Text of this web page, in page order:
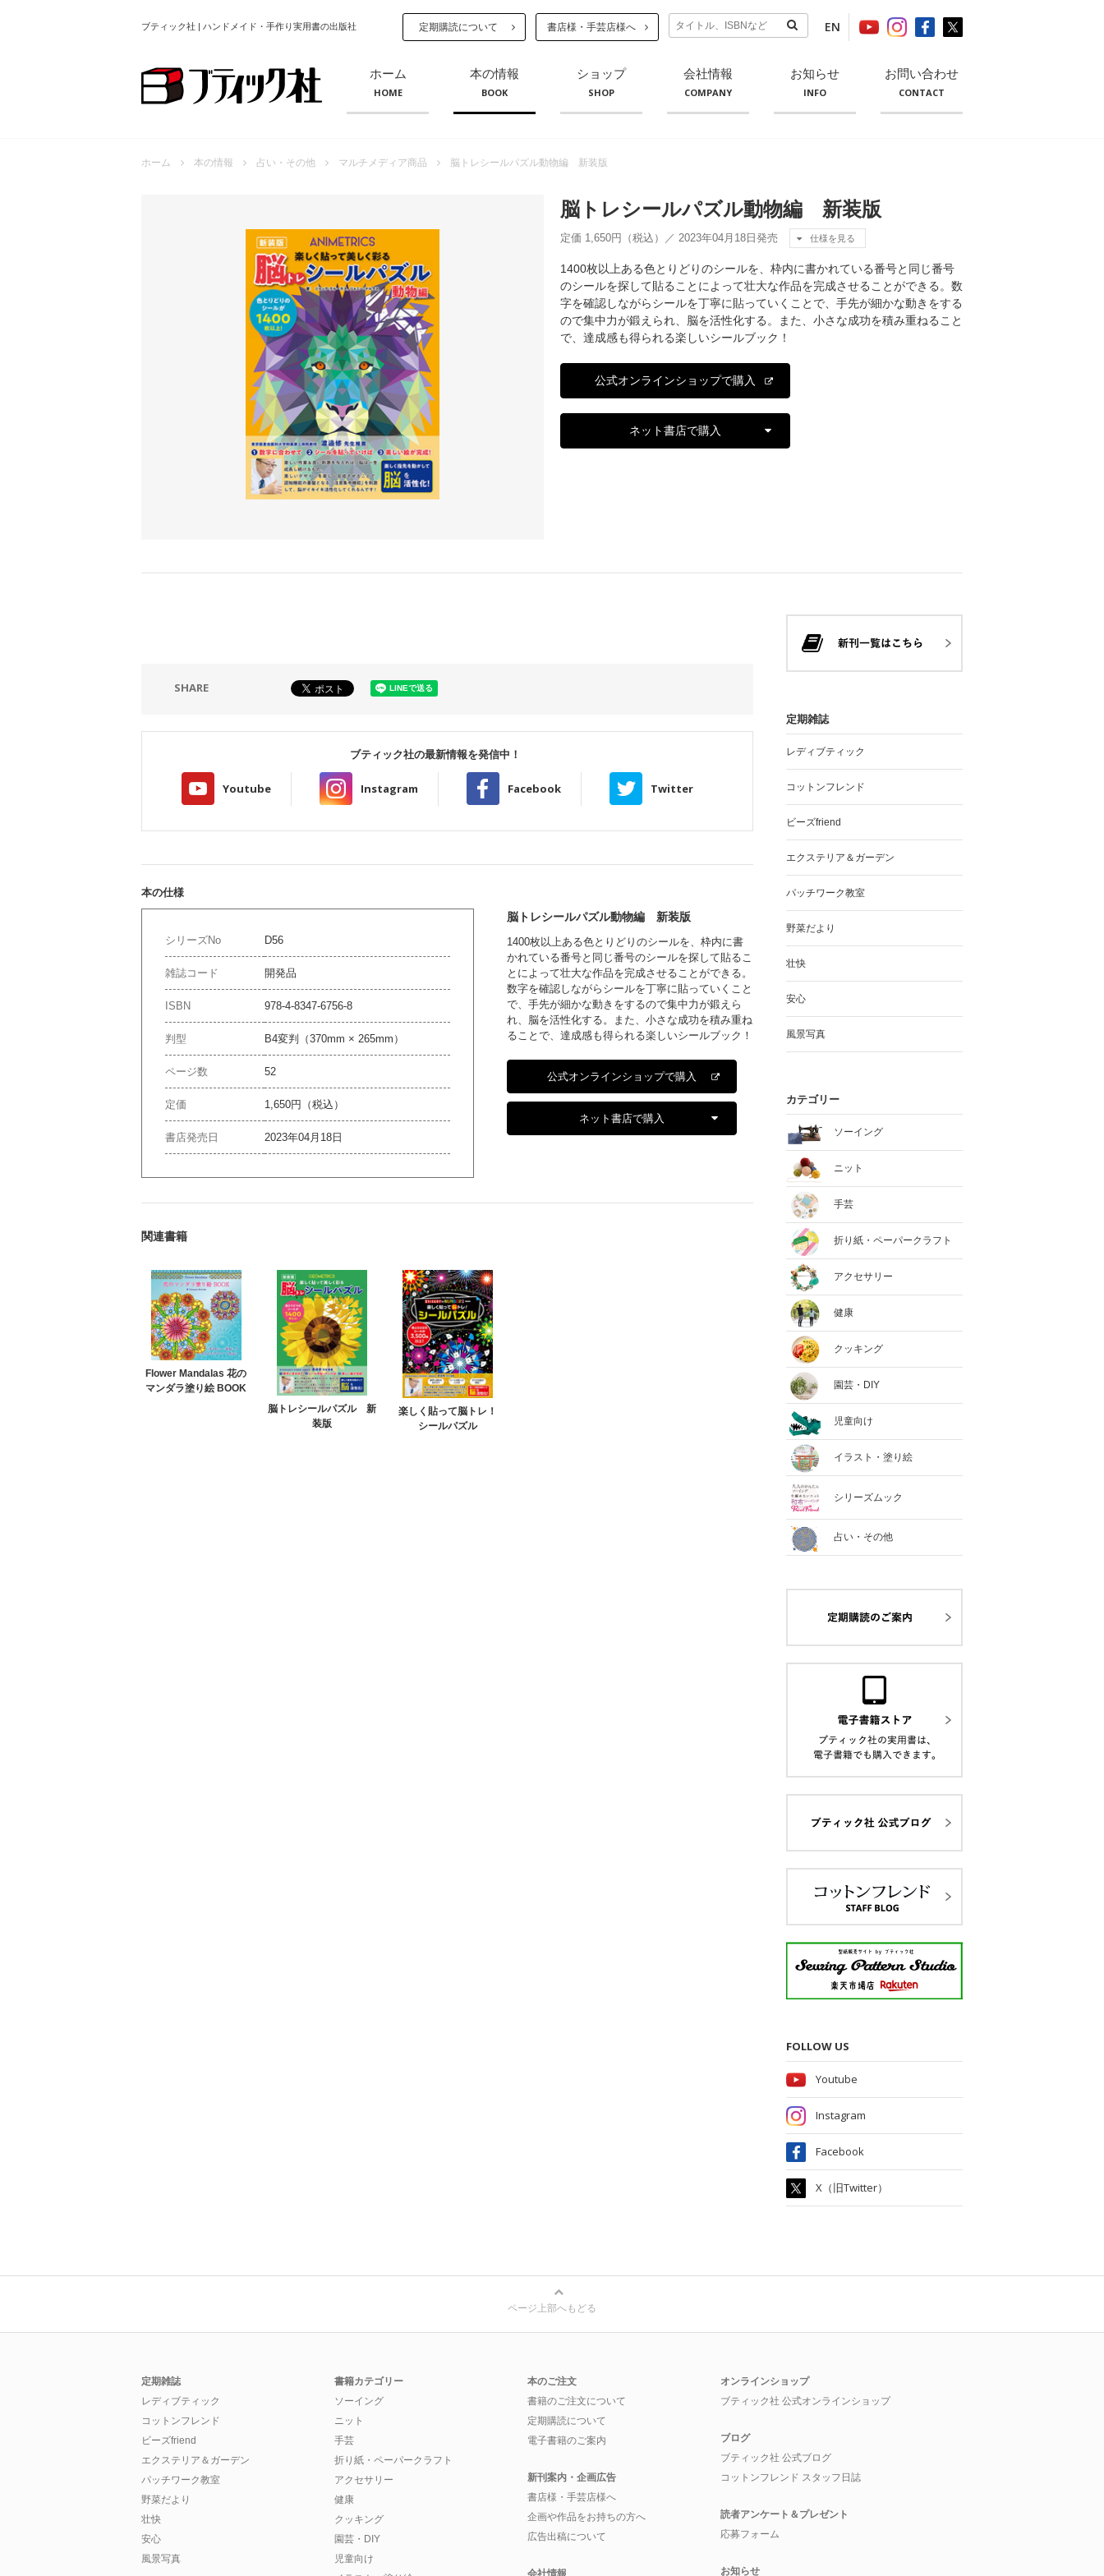
ブティック社 | ハンドメイド・手作り実用書の出版社 定期購読について 書店様・手芸店様へ EN
ホーム
HOME
本の情報
BOOK
ショップ
SHOP
会社情報
COMPANY
お知らせ
INFO
お問い合わせ
CONTACT
ホーム 本の情報 占い・その他 マルチメディア商品 脳トレシールパズル動物編 新装版
脳トレシールパズル動物編 新装版
定価 1,650円（税込）／ 2023年04月18日発売 仕様を見る
1400枚以上ある色とりどりのシールを、枠内に書かれている番号と同じ番号
のシールを探して貼ることによって壮大な作品を完成させることができる。数
字を確認しながらシールを丁寧に貼っていくことで、手先が細かな動きをする
ので集中力が鍛えられ、脳を活性化する。また、小さな成功を積み重ねること
で、達成感も得られる楽しいシールブック！
公式オンラインショップで購入
ネット書店で購入
SHARE
ブティック社の最新情報を発信中！
Youtube Instagram Facebook Twitter
本の仕様
シリーズNo D56
雑誌コード 開発品
ISBN 978-4-8347-6756-8
判型 B4変判（370mm × 265mm）
ページ数 52
定価 1,650円（税込）
書店発売日 2023年04月18日
脳トレシールパズル動物編 新装版
1400枚以上ある色とりどりのシールを、枠内に書
かれている番号と同じ番号のシールを探して貼るこ
とによって壮大な作品を完成させることができる。
数字を確認しながらシールを丁寧に貼っていくこと
で、手先が細かな動きをするので集中力が鍛えら
れ、脳を活性化する。また、小さな成功を積み重ね
ることで、達成感も得られる楽しいシールブック！
公式オンラインショップで購入
ネット書店で購入
関連書籍
Flower Mandalas 花の
マンダラ塗り絵 BOOK
脳トレシールパズル 新
装版
楽しく貼って脳トレ！
シールパズル
定期雑誌
レディブティック
コットンフレンド
ビーズfriend
エクステリア＆ガーデン
パッチワーク教室
野菜だより
壮快
安心
風景写真
カテゴリー
ソーイング
ニット
手芸
折り紙・ペーパークラフト
アクセサリー
健康
クッキング
園芸・DIY
児童向け
イラスト・塗り絵
シリーズムック
占い・その他
FOLLOW US
Youtube
Instagram
Facebook
X（旧Twitter）
ページ上部へもどる
定期雑誌
レディブティック
コットンフレンド
ビーズfriend
エクステリア＆ガーデン
パッチワーク教室
野菜だより
壮快
安心
風景写真
書籍カテゴリー
ソーイング
ニット
手芸
折り紙・ペーパークラフト
アクセサリー
健康
クッキング
園芸・DIY
児童向け
本のご注文
書籍のご注文について
定期購読について
電子書籍のご案内
新刊案内・企画広告
書店様・手芸店様へ
企画や作品をお持ちの方へ
広告出稿について
会社情報
オンラインショップ
ブティック社 公式オンラインショップ
ブログ
ブティック社 公式ブログ
コットンフレンド スタッフ日誌
読者アンケート＆プレゼント
応募フォーム
お知らせ